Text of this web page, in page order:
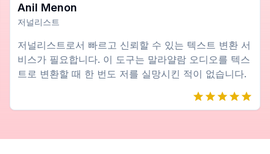
Anil Menon
저널리스트
저널리스트로서 빠르고 신뢰할 수 있는 텍스트 변환 서
비스가 필요합니다. 이 도구는 말라얄람 오디오를 텍스
트로 변환할 때 한 번도 저를 실망시킨 적이 없습니다.